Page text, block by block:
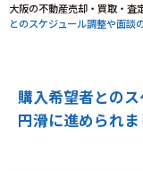
大阪の不動産売却・買取・査
とのスケジュール調整や面談
購入希望者とのス
円滑に進められま